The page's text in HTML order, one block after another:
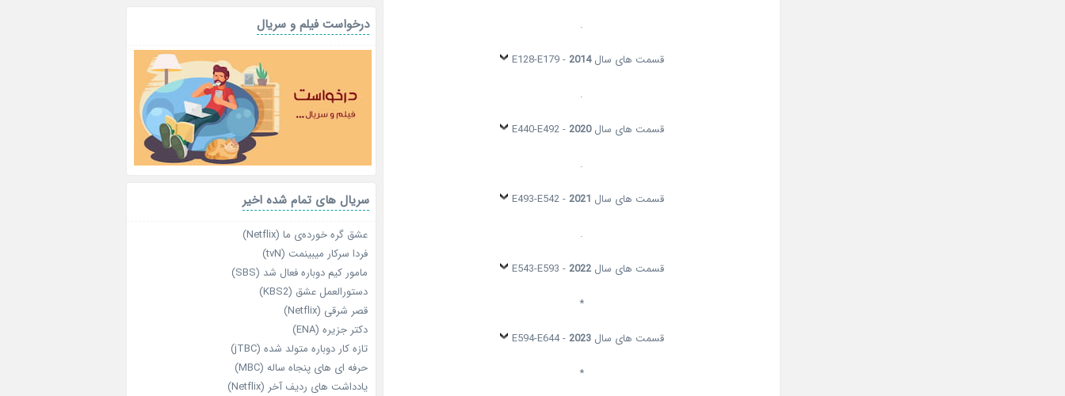
.
قسمت های سال2014
- E128-E179
.
قسمت های سال2020
- E440-E492
.
قسمت های سال 2021
- E493-E542
.
قسمت های سال 2022
- E543-E593
*
قسمت های سال 2023
- E594-E644
*
درخواست فیلم و سریال
سریال های تمام شده اخیر
عشق گره خورده‌ی ما (Netflix)
فردا سرکار میبینمت (tvN)
مامور کیم دوباره فعال شد (SBS)
دستورالعمل عشق (KBS2)
قصر شرقی (Netflix)
دکتر جزیره (ENA)
تازه‌ کار دوباره‌ متولد شده (jTBC)
حرفه‌ ای‌ های پنجاه‌ ساله (MBC)
یادداشت‌ های ردیف آخر (Netflix)